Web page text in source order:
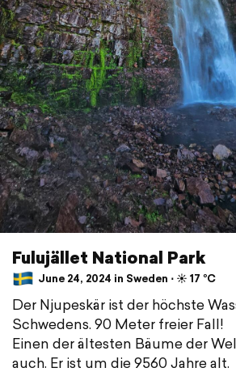
Fulujället National Park
June 24, 2024 in Sweden ⋅ ☀️ 17 °C
Der Njupeskär ist der höchste
Schwedens. 90 Meter freier Fall!
Einen der ältesten Bäume der
auch. Er ist um die 9560 Jahre alt.